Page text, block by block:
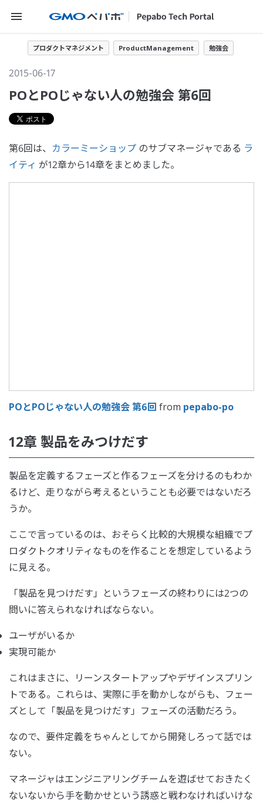
メニューを開く
プロダクトマネジメント ProductManagement 勉強会
2015-06-17
POとPOじゃない人の勉強会 第6回
第6回は、 カラーミーショップ のサブマネージャである ラ
イティ が12章から14章をまとめました。
POとPOじゃない人の勉強会 第6回 from pepabo-po
12章 製品をみつけだす
製品を定義するフェーズと作るフェーズを分けるのもわか
るけど、走りながら考えるということも必要ではないだろ
うか。
ここで言っているのは、おそらく比較的大規模な組織でプ
ロダクトクオリティなものを作ることを想定しているよう
に見える。
「製品を見つけだす」というフェーズの終わりには2つの
問いに答えられなければならない。
ユーザがいるか
実現可能か
これはまさに、リーンスタートアップやデザインスプリン
トである。これらは、実際に手を動かしながらも、フェー
ズとして「製品を見つけだす」フェーズの活動だろう。
なので、要件定義をちゃんとしてから開発しろって話では
ない。
マネージャはエンジニアリングチームを遊ばせておきたく
ないないから手を動かせという誘惑と戦わなければいけな